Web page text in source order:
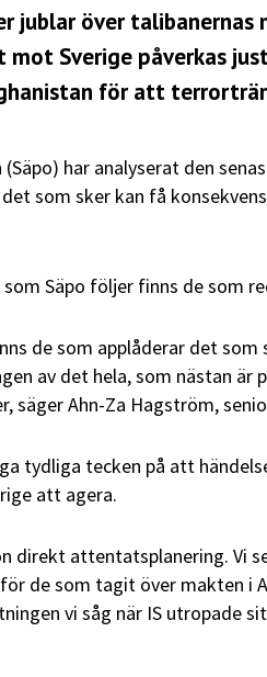
jublar över
Sverige påverkas
för att
har analyserat den
som sker kan få
Säpo följer finns de som
de som applåderar det
av det hela, som nästan är
säger Ahn-Za Hagström,
tydliga tecken på att
att agera.
direkt attentatsplanering. Vi
de som tagit över makten i
vi såg när IS utropade